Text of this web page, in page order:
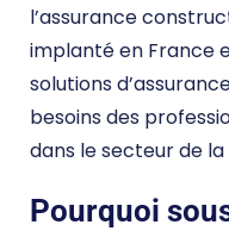
l’assurance
implanté en France
solutions
besoins des
dans le secteur de
Pourquoi